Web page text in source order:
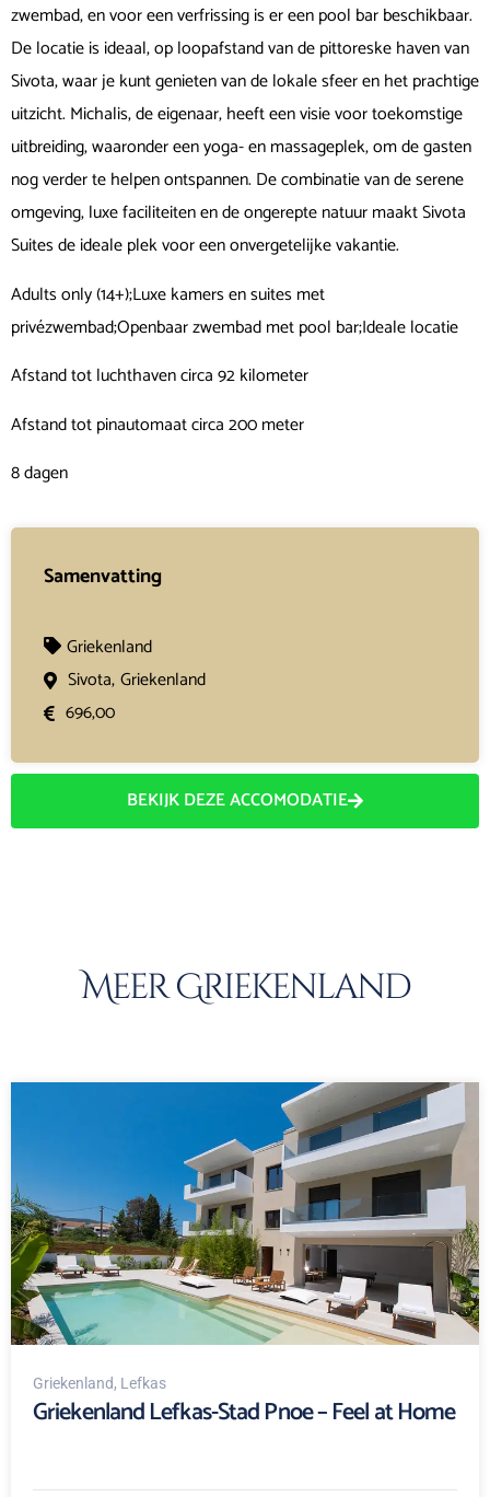
zwembad, en voor een verfrissing is er een pool bar beschikbaar.
De locatie is ideaal, op loopafstand van de pittoreske haven van
Sivota, waar je kunt genieten van de lokale sfeer en het prachtige
uitzicht. Michalis, de eigenaar, heeft een visie voor toekomstige
uitbreiding, waaronder een yoga- en massageplek, om de gasten
nog verder te helpen ontspannen. De combinatie van de serene
omgeving, luxe faciliteiten en de ongerepte natuur maakt Sivota
Suites de ideale plek voor een onvergetelijke vakantie.
Adults only (14+);Luxe kamers en suites met
privézwembad;Openbaar zwembad met pool bar;Ideale locatie
Afstand tot luchthaven circa 92 kilometer
Afstand tot pinautomaat circa 200 meter
8 dagen
Samenvatting
Griekenland
Sivota,Griekenland
696,00
BEKIJK DEZE ACCOMODATIE
Meer Griekenland
Griekenland, Lefkas
Griekenland Lefkas-Stad Pnoe – Feel at Home